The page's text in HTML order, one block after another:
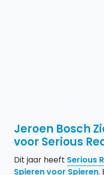
Jeroen Bosch
voor Serious
Dit jaar heeft Serious
Spieren voor Spieren.